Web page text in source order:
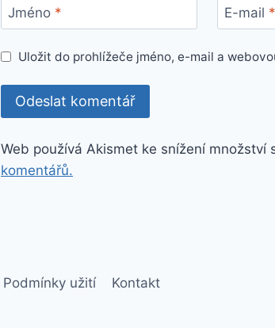
Jméno * E-mail *
Uložit do prohlížeče jméno, e-mail a
Web používá Akismet ke snížení množství
komentářů.
Podmínky užití Kontakt